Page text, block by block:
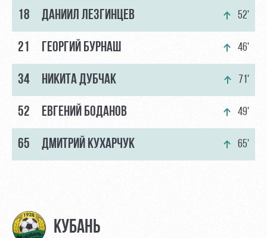
18 ДАНИИЛ ЛЕЗГИНЦЕВ 52'
21 ГЕОРГИЙ БУРНАШ 46'
34 НИКИТА ДУБЧАК 71'
52 ЕВГЕНИЙ БОДАНОВ 49'
65 ДМИТРИЙ КУХАРЧУК 65'
КУБАНЬ